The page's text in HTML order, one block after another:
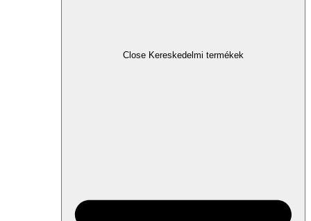
Close Kereskedelmi termékek